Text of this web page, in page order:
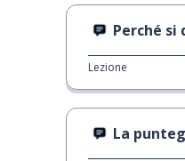
Perché si dice
Lezione
La